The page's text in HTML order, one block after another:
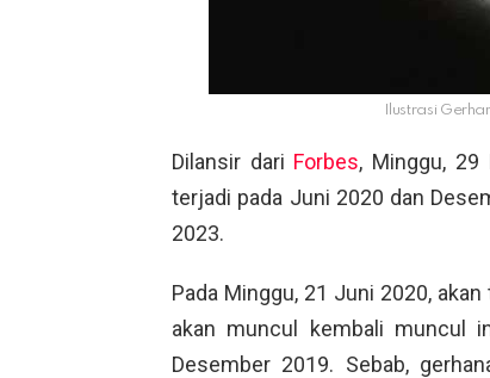
Ilustrasi
Dilansir dari Forbes, Minggu, 29
terjadi pada Juni 2020 dan
2023.
Pada Minggu, 21 Juni 2020,
akan muncul kembali muncul
Desember 2019. Sebab,